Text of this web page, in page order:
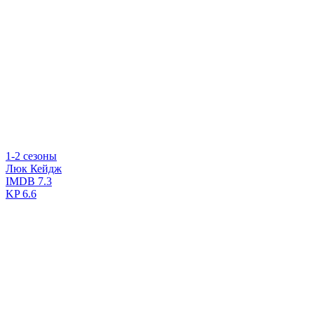
1-2 сезоны
Люк Кейдж
IMDB 7.3
KP6.6